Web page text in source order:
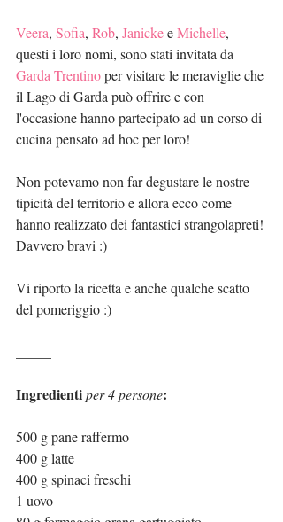
Veera, Sofia, Rob, Janicke e Michelle,
questi i loro nomi, sono stati invitata da
Garda Trentino per visitare le meraviglie che
il Lago di Garda può offrire e con
l'occasione hanno partecipato ad un corso di
cucina pensato ad hoc per loro!
Non potevamo non far degustare le nostre
tipicità del territorio e allora ecco come
hanno realizzato dei fantastici strangolapreti!
Davvero bravi :)
Vi riporto la ricetta e anche qualche scatto
del pomeriggio :)
Ingredienti per 4 persone:
500 g pane raffermo
400 g latte
400 g spinaci freschi
1 uovo